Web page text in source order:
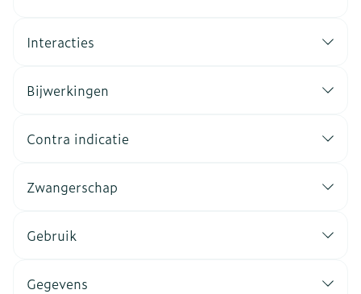
Interacties
Bijwerkingen
Contra indicatie
Zwangerschap
Gebruik
Gegevens